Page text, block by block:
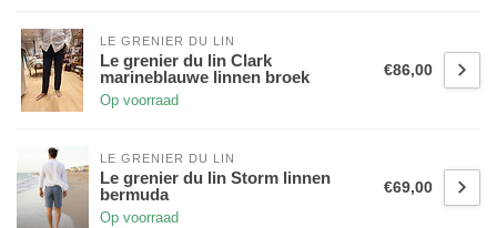
LE GRENIER DU LIN
Le grenier du lin Clark
marineblauwe linnen broek
Op voorraad
€86,00
LE GRENIER DU LIN
Le grenier du lin Storm linnen
bermuda
Op voorraad
€69,00